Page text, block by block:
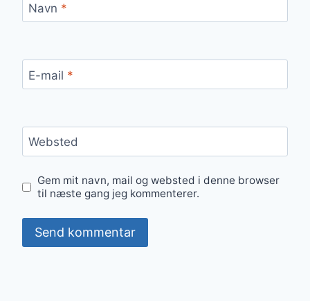
Navn *
E-mail *
Websted
Gem mit navn, mail og websted i denne browser
til næste gang jeg kommenterer.